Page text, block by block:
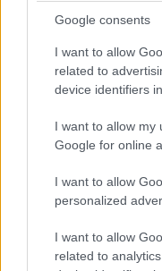
Google consents
I want to allow
related to
device identifiers
I want to allow my
Google for online
I want to allow
personalized
I want to allow
related to